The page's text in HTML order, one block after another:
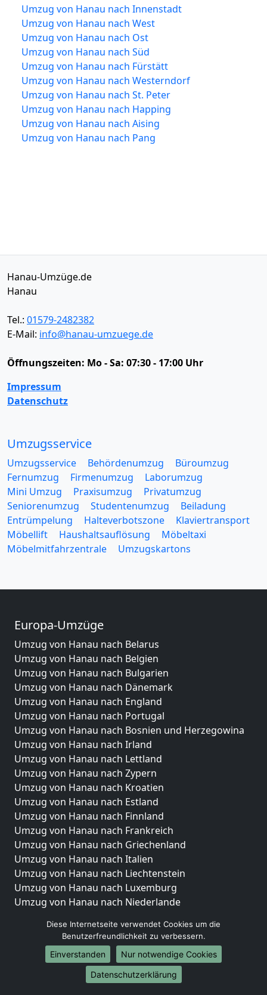
Umzug von Hanau nach Innenstadt
Umzug von Hanau nach West
Umzug von Hanau nach Ost
Umzug von Hanau nach Süd
Umzug von Hanau nach Fürstätt
Umzug von Hanau nach Westerndorf
Umzug von Hanau nach St. Peter
Umzug von Hanau nach Happing
Umzug von Hanau nach Aising
Umzug von Hanau nach Pang
Hanau-Umzüge.de
Hanau
Tel.: 01579-2482382
E-Mail: info@hanau-umzuege.de
Öffnungszeiten: Mo - Sa: 07:30 - 17:00 Uhr
Impressum
Datenschutz
Umzugsservice
Umzugsservice Behördenumzug
Büroumzug
Fernumzug
Firmenumzug
Laborumzug
Mini Umzug
Praxisumzug
Privatumzug
Seniorenumzug
Studentenumzug
Beiladung
Entrümpelung
Halteverbotszone
Klaviertransport
Möbellift
Haushaltsauflösung
Möbeltaxi
Möbelmitfahrzentrale
Umzugskartons
Europa-Umzüge
Umzug von Hanau nach Belarus
Umzug von Hanau nach Belgien
Umzug von Hanau nach Bulgarien
Umzug von Hanau nach Dänemark
Umzug von Hanau nach England
Umzug von Hanau nach Portugal
Umzug von Hanau nach Bosnien und Herzegowina
Umzug von Hanau nach Irland
Umzug von Hanau nach Lettland
Umzug von Hanau nach Zypern
Umzug von Hanau nach Kroatien
Umzug von Hanau nach Estland
Umzug von Hanau nach Finnland
Umzug von Hanau nach Frankreich
Umzug von Hanau nach Griechenland
Umzug von Hanau nach Italien
Umzug von Hanau nach Liechtenstein
Umzug von Hanau nach Luxemburg
Umzug von Hanau nach Niederlande
Umzüge-Deutschlandweit
Umzug von Hanau nach Berlin
Umzug von Hanau nach Hamburg
Umzug von Hanau nach München
Diese Internetseite verwendet Cookies um die
Benutzerfreundlichkeit zu verbessern.
Einverstanden
Nur notwendige Cookies
Datenschutzerklärung